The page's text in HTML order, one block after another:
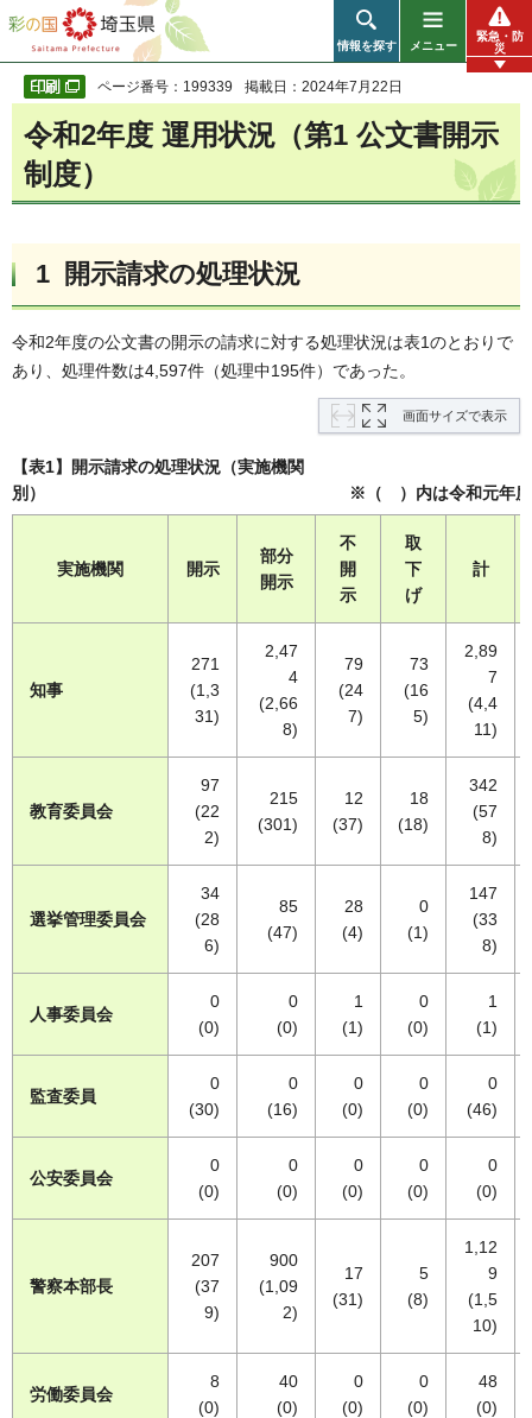
彩の国 埼玉県
情報を探す メニュー
緊急・防
災
ページ番号：199339 掲載日：2024年7月22日
令和2年度 運用状況（第1 公文書開示
制度）
1 開示請求の処理状況
令和2年度の公文書の開示の請求に対する処理状況は表1のとおりで
あり、処理件数は4,597件（処理中195件）であった。
画面サイズで表示
【表1】開示請求の処理状況（実施機関
別） ※（ ）内は令和元年度
実施機関 開示
部分
開示
不
開
示
取
下
げ
計
知事
271
(1,3
31)
2,47
4
(2,66
8)
79
(24
7)
73
(16
5)
2,89
7
(4,4
11)
教育委員会
97
(22
2)
215
(301)
12
(37)
18
(18)
342
(57
8)
選挙管理委員会
34
(28
6)
85
(47)
28
(4)
0
(1)
147
(33
8)
人事委員会
0
(0)
0
(0)
1
(1)
0
(0)
1
(1)
監査委員
0
(30)
0
(16)
0
(0)
0
(0)
0
(46)
公安委員会
0
(0)
0
(0)
0
(0)
0
(0)
0
(0)
警察本部長
207
(37
9)
900
(1,09
2)
17
(31)
5
(8)
1,12
9
(1,5
10)
労働委員会
8
(0)
40
(0)
0
(0)
0
(0)
48
(0)